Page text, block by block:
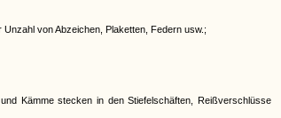
von Abzeichen, Plaketten, Federn usw.;
Kämme stecken in den Stiefelschäften, Reißverschlüsse